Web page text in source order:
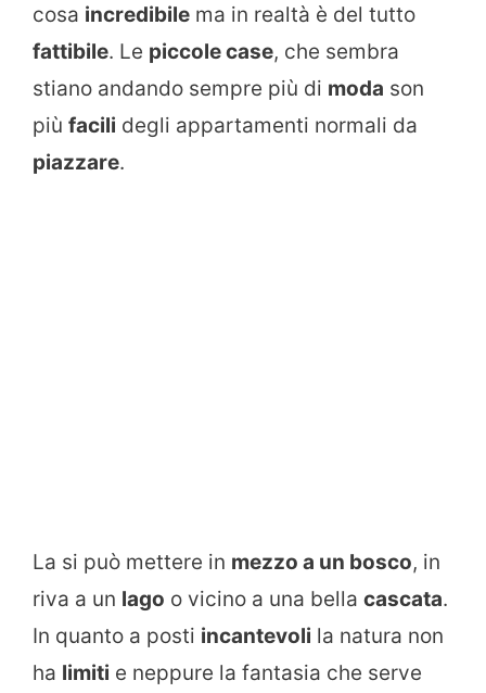
cosa incredibile ma in realtà è del tutto
fattibile. Le piccole case, che sembra
stiano andando sempre più di moda son
più facili degli appartamenti normali da
piazzare.
La si può mettere in mezzo a un bosco, in
riva a un lago o vicino a una bella cascata.
In quanto a posti incantevoli la natura non
ha limiti e neppure la fantasia che serve